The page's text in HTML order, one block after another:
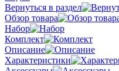
Вернуться в раздел
Обзор товара
Набор
Комплект
Описание
Характеристики